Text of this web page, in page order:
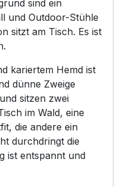
sind ein
und Outdoor-Stühle
sitzt am Tisch. Es ist
kariertem Hemd ist
dünne Zweige
sitzen zwei
im Wald, eine
die andere ein
durchdringt die
ist entspannt und